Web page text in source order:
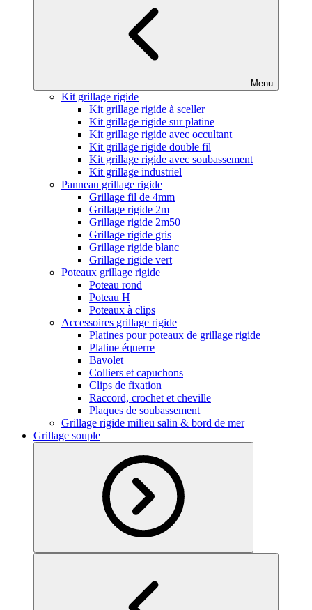
Menu
Kit grillage rigide
Kit grillage rigide à sceller
Kit grillage rigide sur platine
Kit grillage rigide avec occultant
Kit grillage rigide double fil
Kit grillage rigide avec soubassement
Kit grillage industriel
Panneau grillage rigide
Grillage fil de 4mm
Grillage rigide 2m
Grillage rigide 2m50
Grillage rigide gris
Grillage rigide blanc
Grillage rigide vert
Poteaux grillage rigide
Poteau rond
Poteau H
Poteaux à clips
Accessoires grillage rigide
Platines pour poteaux de grillage rigide
Platine équerre
Bavolet
Colliers et capuchons
Clips de fixation
Raccord, crochet et cheville
Plaques de soubassement
Grillage rigide milieu salin & bord de mer
Grillage souple